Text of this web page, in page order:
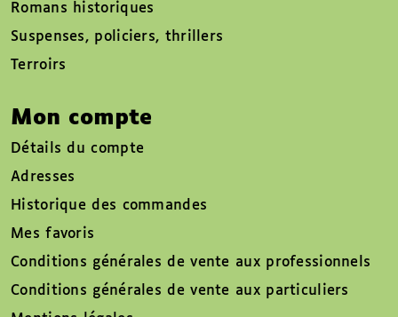
Romans historiques
Suspenses, policiers, thrillers
Terroirs
Mon compte
Détails du compte
Adresses
Historique des commandes
Mes favoris
Conditions générales de vente aux professionnels
Conditions générales de vente aux particuliers